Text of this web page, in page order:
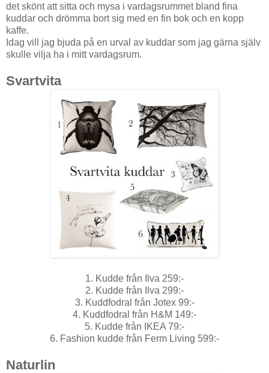
det skönt att sitta och mysa i vardagsrummet bland fina
kuddar och drömma bort sig med en fin bok och en kopp
kaffe.
Idag vill jag bjuda på en urval av kuddar som jag gärna själv
skulle vilja ha i mitt vardagsrum.
Svartvita
1. Kudde från Ilva 259:-
2. Kudde från Ilva 299:-
3. Kuddfodral från Jotex 99:-
4. Kuddfodral från H&M 149:-
5. Kudde från IKEA 79:-
6. Fashion kudde från Ferm Living 599:-
Naturlin